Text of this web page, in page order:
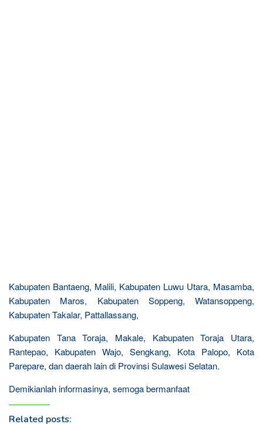
Kabupaten Bantaeng, Malili, Kabupaten Luwu Utara, Masamba,
Kabupaten Maros, Kabupaten Soppeng, Watansoppeng,
Kabupaten Takalar, Pattallassang,
Kabupaten Tana Toraja, Makale, Kabupaten Toraja Utara,
Rantepao, Kabupaten Wajo, Sengkang, Kota Palopo, Kota
Parepare, dan daerah lain di Provinsi Sulawesi Selatan.
Demikianlah informasinya, semoga bermanfaat
Related posts: